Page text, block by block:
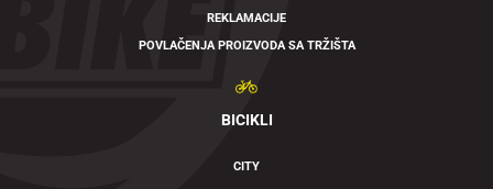
REKLAMACIJE
POVLAČENJA PROIZVODA SA TRŽIŠTA
BICIKLI
CITY